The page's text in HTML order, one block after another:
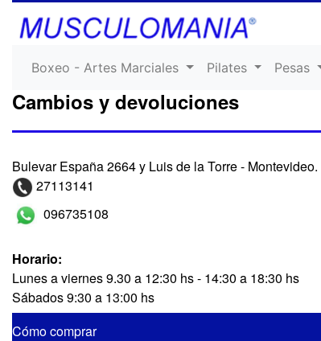
Boxeo - Artes Marciales Pilates Pesas
Cambios y devoluciones
Bulevar España 2664 y Luis de la Torre - Montevideo.
27113141
096735108
Horario:
Lunes a viernes 9.30 a 12:30 hs - 14:30 a 18:30 hs
Sábados 9:30 a 13:00 hs
Cómo comprar